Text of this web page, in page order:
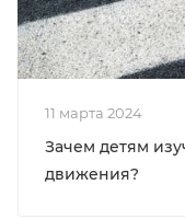
11 марта 2024
Зачем детям
движения?